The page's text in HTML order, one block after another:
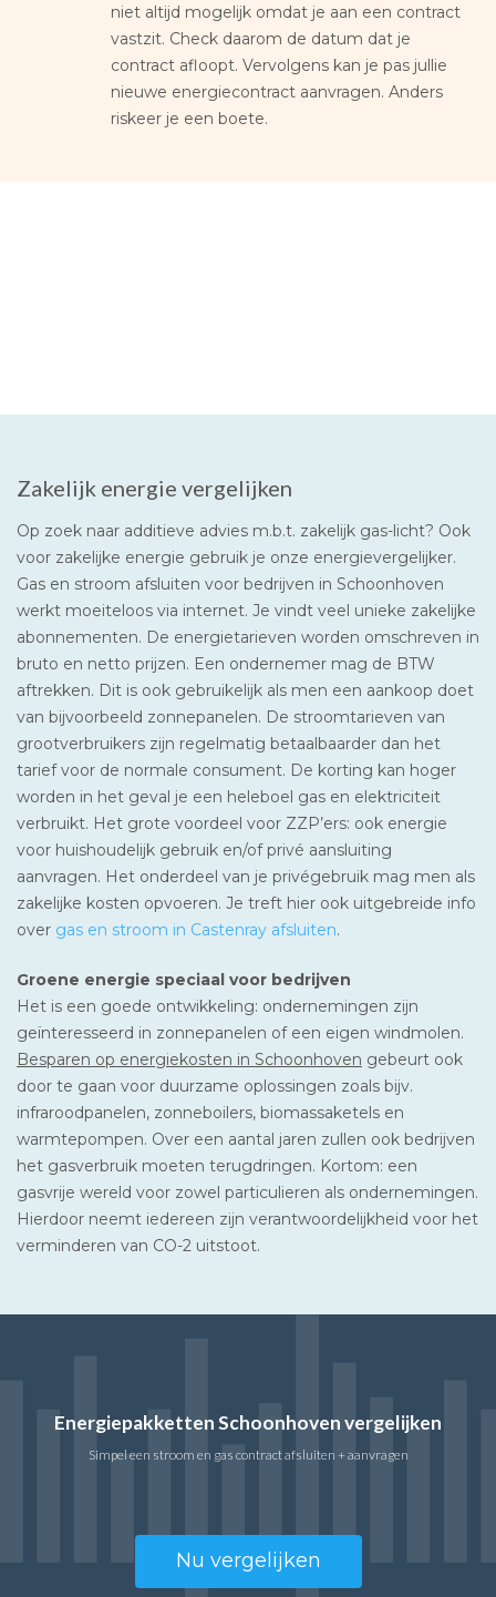
niet altijd mogelijk omdat je aan een contract
vastzit. Check daarom de datum dat je
contract afloopt. Vervolgens kan je pas jullie
nieuwe energiecontract aanvragen. Anders
riskeer je een boete.
Zakelijk energie vergelijken
Op zoek naar additieve advies m.b.t. zakelijk gas-licht? Ook
voor zakelijke energie gebruik je onze energievergelijker.
Gas en stroom afsluiten voor bedrijven in Schoonhoven
werkt moeiteloos via internet. Je vindt veel unieke zakelijke
abonnementen. De energietarieven worden omschreven in
bruto en netto prijzen. Een ondernemer mag de BTW
aftrekken. Dit is ook gebruikelijk als men een aankoop doet
van bijvoorbeeld zonnepanelen. De stroomtarieven van
grootverbruikers zijn regelmatig betaalbaarder dan het
tarief voor de normale consument. De korting kan hoger
worden in het geval je een heleboel gas en elektriciteit
verbruikt. Het grote voordeel voor ZZP’ers: ook energie
voor huishoudelijk gebruik en/of privé aansluiting
aanvragen. Het onderdeel van je privégebruik mag men als
zakelijke kosten opvoeren. Je treft hier ook uitgebreide info
over gas en stroom in Castenray afsluiten.
Groene energie speciaal voor bedrijven
Het is een goede ontwikkeling: ondernemingen zijn
geïnteresseerd in zonnepanelen of een eigen windmolen.
Besparen op energiekosten in Schoonhoven gebeurt ook
door te gaan voor duurzame oplossingen zoals bijv.
infraroodpanelen, zonneboilers, biomassaketels en
warmtepompen. Over een aantal jaren zullen ook bedrijven
het gasverbruik moeten terugdringen. Kortom: een
gasvrije wereld voor zowel particulieren als ondernemingen.
Hierdoor neemt iedereen zijn verantwoordelijkheid voor het
verminderen van CO-2 uitstoot.
Energiepakketten Schoonhoven vergelijken
Simpel een stroom en gas contract afsluiten + aanvragen
Nu vergelijken